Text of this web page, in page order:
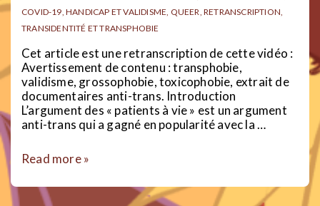
COVID-19,HANDICAP ET VALIDISME, QUEER,RETRANSCRIPTION,
TRANSIDENTITÉ ET TRANSPHOBIE
Cet article est une retranscription de cette vidéo :
Avertissement de contenu : transphobie,
validisme, grossophobie, toxicophobie, extrait de
documentaires anti-trans. Introduction
L’argument des « patients à vie » est un argument
anti-trans qui a gagné en popularité avec la …
PATIENTS
VIE
Read more »